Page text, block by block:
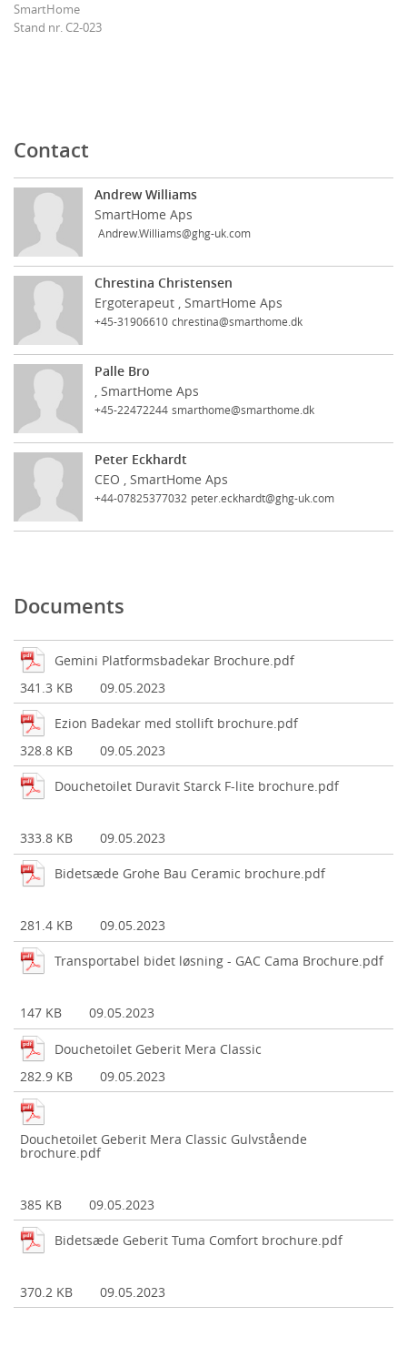
SmartHome
Stand nr. C2-023
Contact
Andrew Williams
SmartHome Aps
Andrew.Williams@ghg-uk.com
Chrestina Christensen
Ergoterapeut , SmartHome Aps
+45-31906610 chrestina@smarthome.dk
Palle Bro
, SmartHome Aps
+45-22472244 smarthome@smarthome.dk
Peter Eckhardt
CEO , SmartHome Aps
+44-07825377032 peter.eckhardt@ghg-uk.com
Documents
Gemini Platformsbadekar Brochure.pdf
341.3 KB
09.05.2023
Ezion Badekar med stollift brochure.pdf
328.8 KB
09.05.2023
Douchetoilet Duravit Starck F-lite brochure.pdf
333.8 KB 09.05.2023
Bidetsæde Grohe Bau Ceramic brochure.pdf
281.4 KB 09.05.2023
Transportabel bidet løsning - GAC Cama Brochure.pdf
147 KB 09.05.2023
Douchetoilet Geberit Mera Classic
282.9 KB
09.05.2023
Douchetoilet Geberit Mera Classic Gulvstående
brochure.pdf
385 KB 09.05.2023
Bidetsæde Geberit Tuma Comfort brochure.pdf
370.2 KB 09.05.2023